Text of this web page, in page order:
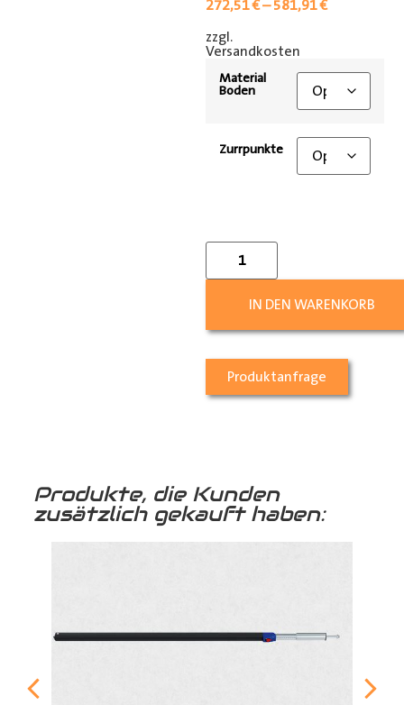
272,51€–581,91€
zzgl.
Versandkosten
Material
Boden
Zurrpunkte
IN DEN WARENKORB
Produktanfrage
Produkte, die Kunden
zusätzlich gekauft haben: